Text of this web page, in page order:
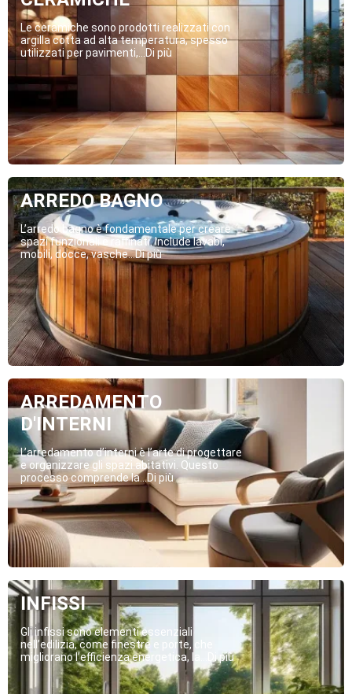
Le ceramiche sono prodotti realizzati con
argilla cotta ad alta temperatura, spesso
utilizzati per pavimenti,...Di più
ARREDO BAGNO
L’arredo bagno è fondamentale per creare
spazi funzionali e raffinati. Include lavabi,
mobili, docce, vasche...Di più
ARREDAMENTO
D'INTERNI
L’arredamento d’interni è l’arte di progettare
e organizzare gli spazi abitativi. Questo
processo comprende la...Di più
INFISSI
Gli infissi sono elementi essenziali
nell’edilizia, come finestre e porte, che
migliorano l’efficienza energetica, la...Di più